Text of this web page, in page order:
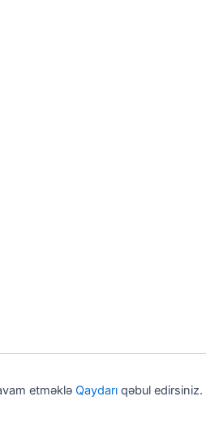
etməklə Qaydarı qəbul edirsiniz.